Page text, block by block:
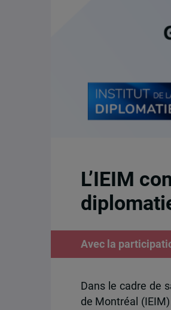
L’IEIM
Avec la
Dans le cadre de
de Montréal